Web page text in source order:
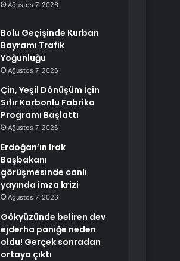
Ağustos 7, 2026
Bolu Geçişinde Kurban
Bayramı Trafik
Yoğunluğu
Ağustos 7, 2026
Çin, Yeşil Dönüşüm İçin
Sıfır Karbonlu Fabrika
Programı Başlattı
Ağustos 7, 2026
Erdoğan’ın Irak
Başbakanı
görüşmesinde canlı
yayında imza krizi
Ağustos 7, 2026
Gökyüzünde beliren dev
ejderha paniğe neden
oldu! Gerçek sonradan
ortaya çıktı